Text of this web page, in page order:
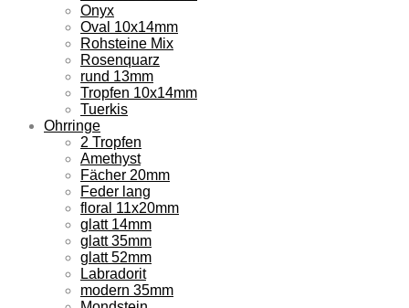
Onyx
Oval 10x14mm
Rohsteine Mix
Rosenquarz
rund 13mm
Tropfen 10x14mm
Tuerkis
Ohrringe
2 Tropfen
Amethyst
Fächer 20mm
Feder lang
floral 11x20mm
glatt 14mm
glatt 35mm
glatt 52mm
Labradorit
modern 35mm